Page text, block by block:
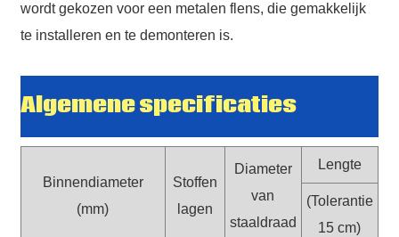
wordt gekozen voor een metalen flens, die gemakkelijk
te installeren en te demonteren is.
Algemene specificaties
Binnendiameter
(mm)
Stoffen
lagen
Diameter
van
staaldraad
Lengte
(Tolerantie
15 cm)